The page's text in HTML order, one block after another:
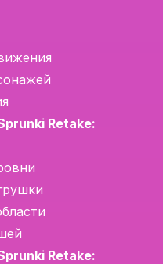
Retake:
Retake: